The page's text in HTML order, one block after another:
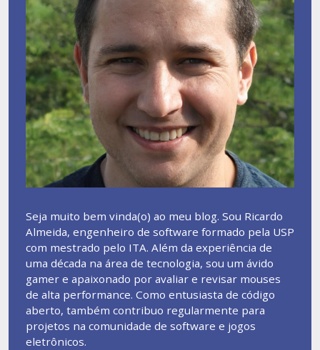
Seja muito bem vinda(o) ao meu blog. Sou Ricardo
Almeida, engenheiro de software formado pela USP
com mestrado pelo ITA. Além da experiência de
uma década na área de tecnologia, sou um ávido
gamer e apaixonado por avaliar e revisar mouses
de alta performance. Como entusiasta de código
aberto, também contribuo regularmente para
projetos na comunidade de software e jogos
eletrônicos.